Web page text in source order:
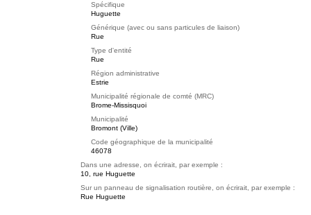
Spécifique
Huguette
Générique (avec ou sans particules de liaison)
Rue
Type d'entité
Rue
Région administrative
Estrie
Municipalité régionale de comté (MRC)
Brome-Missisquoi
Municipalité
Bromont (Ville)
Code géographique de la municipalité
46078
Dans une adresse, on écrirait, par exemple :
10, rue Huguette
Sur un panneau de signalisation routière, on écrirait, par exemple :
Rue Huguette